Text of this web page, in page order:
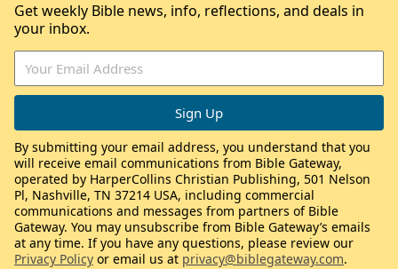
Get weekly Bible news, info, reflections, and deals in
your inbox.
By submitting your email address, you understand that you
will receive email communications from Bible Gateway,
operated by HarperCollins Christian Publishing, 501 Nelson
Pl, Nashville, TN 37214 USA, including commercial
communications and messages from partners of Bible
Gateway. You may unsubscribe from Bible Gateway’s emails
at any time. If you have any questions, please review our
Privacy Policy or email us at privacy@biblegateway.com.